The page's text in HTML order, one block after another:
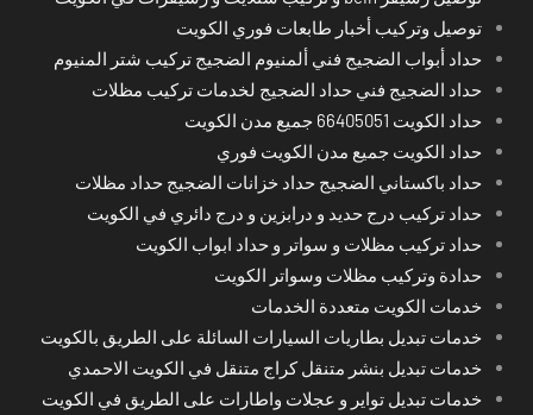
توصيل وتركيب أخبار طابعات فوري الكويت
حداد أبواب الضجيج فني ألمنيوم الضجيج تركيب شتر المنيوم
حداد الضجيج فني حداد الضجيج لخدمات تركيب مظلات
حداد الكويت 66405051 جميع مدن الكويت
حداد الكويت جميع مدن الكويت فوري
حداد باكستاني الضجيج حداد خزانات الضجيج حداد مظلات
حداد تركيب درج حديد و درابزين و درج دائري في الكويت
حداد تركيب مظلات و سواتر و حداد ابواب الكويت
حدادة وتركيب مظلات وسواتر الكويت
خدمات الكويت متعددة الخدمات
خدمات تبديل بطاريات السيارات السائلة على الطريق بالكويت
خدمات تبديل بنشر متنقل كراج متنقل في الكويت الاحمدي
خدمات تبديل تواير و عجلات واطارات على الطريق في الكويت